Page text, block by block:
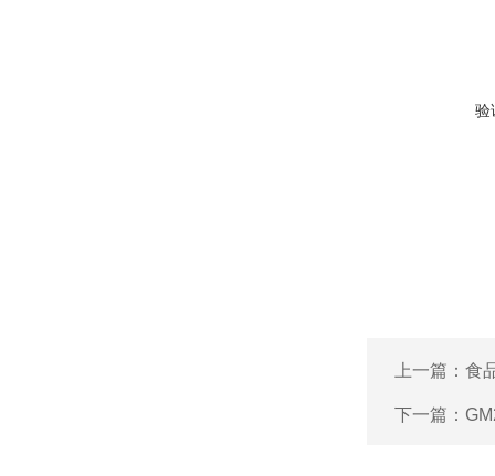
验
上一篇： 食
下一篇：